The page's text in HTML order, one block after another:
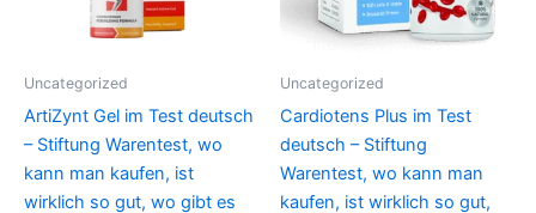
Uncategorized
ArtiZynt Gel im Test deutsch
– Stiftung Warentest, wo
kann man kaufen, ist
wirklich so gut, wo gibt es
Uncategorized
Cardiotens Plus im Test
deutsch – Stiftung
Warentest, wo kann man
kaufen, ist wirklich so gut,